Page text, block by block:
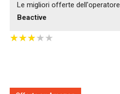
Le migliori offerte dell'operatore
Beactive
★★★★★
★★★★★